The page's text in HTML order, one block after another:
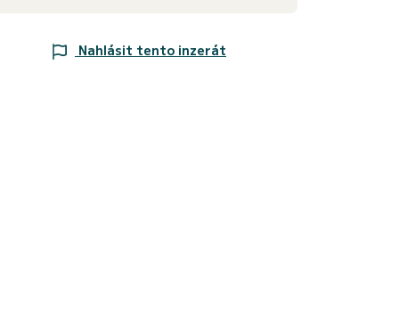
Nahlásit tento inzerát